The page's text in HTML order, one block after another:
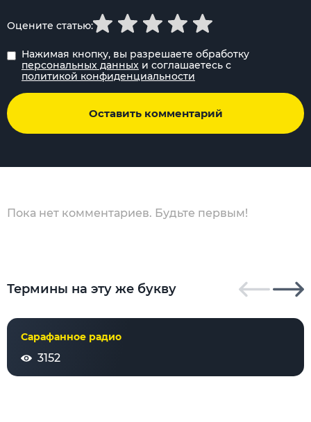
Нажимая кнопку, вы разрешаете обработку
персональных данных и соглашаетесь с
политикой конфиденциальности
Оставить комментарий
Оцените статью:
Пока нет комментариев. Будьте первым!
Термины на эту же букву
Сарафанное радио
3152